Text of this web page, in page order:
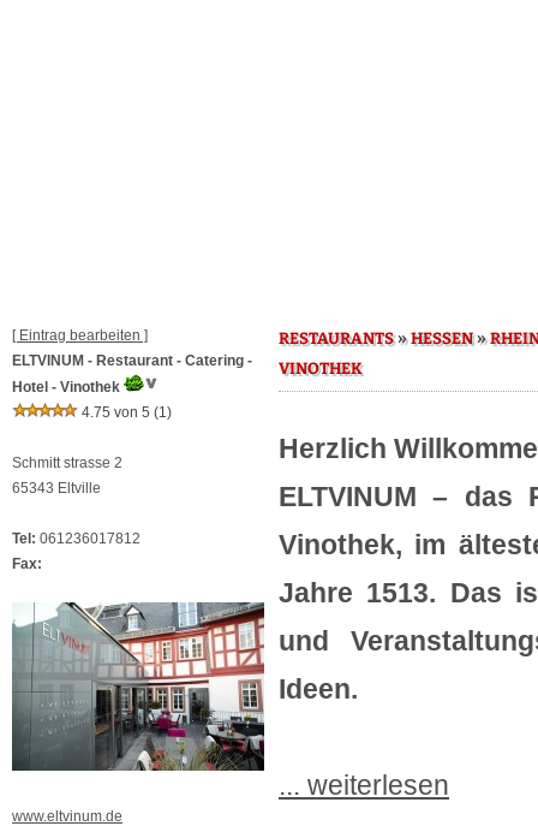
[ Eintrag bearbeiten ]
ELTVINUM - Restaurant - Catering -
Hotel - Vinothek
4.75 von 5 (1)
Schmitt strasse 2
65343 Eltville
Tel: 061236017812
Fax:
www.eltvinum.de
RESTAURANTS»HESSEN»
VINOTHEK
Herzlich
ELTVINUM – das
Vinothek, im
Jahre 1513. Das
und
Ideen.
... weiterlesen